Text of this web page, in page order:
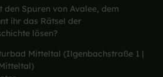
Spuren von Avalee, dem
ihr das Rätsel der
lösen?
Mitteltal (Ilgenbachstraße 1 |